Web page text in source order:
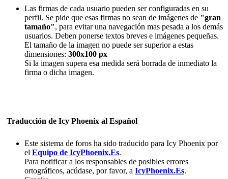
Las firmas de cada usuario pueden ser configuradas en su
perfil. Se pide que esas firmas no sean de imágenes de "gran
tamaño", para evitar una navegación mas pesada a los demás
usuarios. Deben ponerse textos breves e imágenes pequeñas.
El tamaño de la imagen no puede ser superior a estas
dimensiones: 300x100 px
Si la imagen supera esa medida será borrada de inmediato la
firma o dicha imagen.
Traducción de Icy Phoenix al Español
Este sistema de foros ha sido traducido para Icy Phoenix por
el Equipo de IcyPhoenix.Es.
Para notificar a los responsables de posibles errores
ortográficos, acúdase, por favor, a IcyPhoenix.Es.